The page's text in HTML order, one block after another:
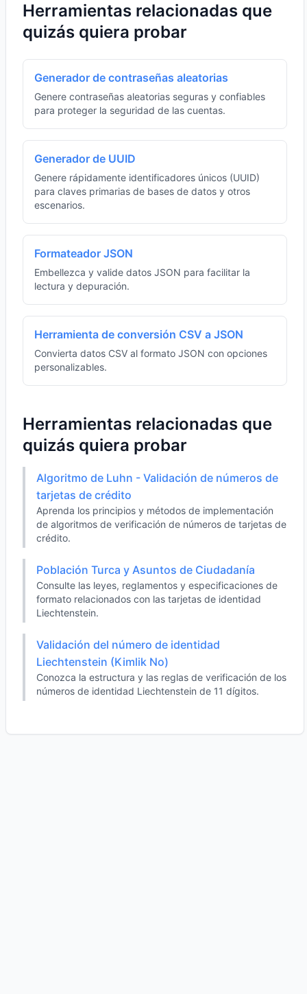
Herramientas relacionadas que
quizás quiera probar
Generador de contraseñas aleatorias
Genere contraseñas aleatorias seguras y confiables
para proteger la seguridad de las cuentas.
Generador de UUID
Genere rápidamente identificadores únicos (UUID)
para claves primarias de bases de datos y otros
escenarios.
Formateador JSON
Embellezca y valide datos JSON para facilitar la
lectura y depuración.
Herramienta de conversión CSV a JSON
Convierta datos CSV al formato JSON con opciones
personalizables.
Herramientas relacionadas que
quizás quiera probar
Algoritmo de Luhn - Validación de números de
tarjetas de crédito
Aprenda los principios y métodos de implementación
de algoritmos de verificación de números de tarjetas de
crédito.
Población Turca y Asuntos de Ciudadanía
Consulte las leyes, reglamentos y especificaciones de
formato relacionados con las tarjetas de identidad
Liechtenstein.
Validación del número de identidad
Liechtenstein (Kimlik No)
Conozca la estructura y las reglas de verificación de los
números de identidad Liechtenstein de 11 dígitos.